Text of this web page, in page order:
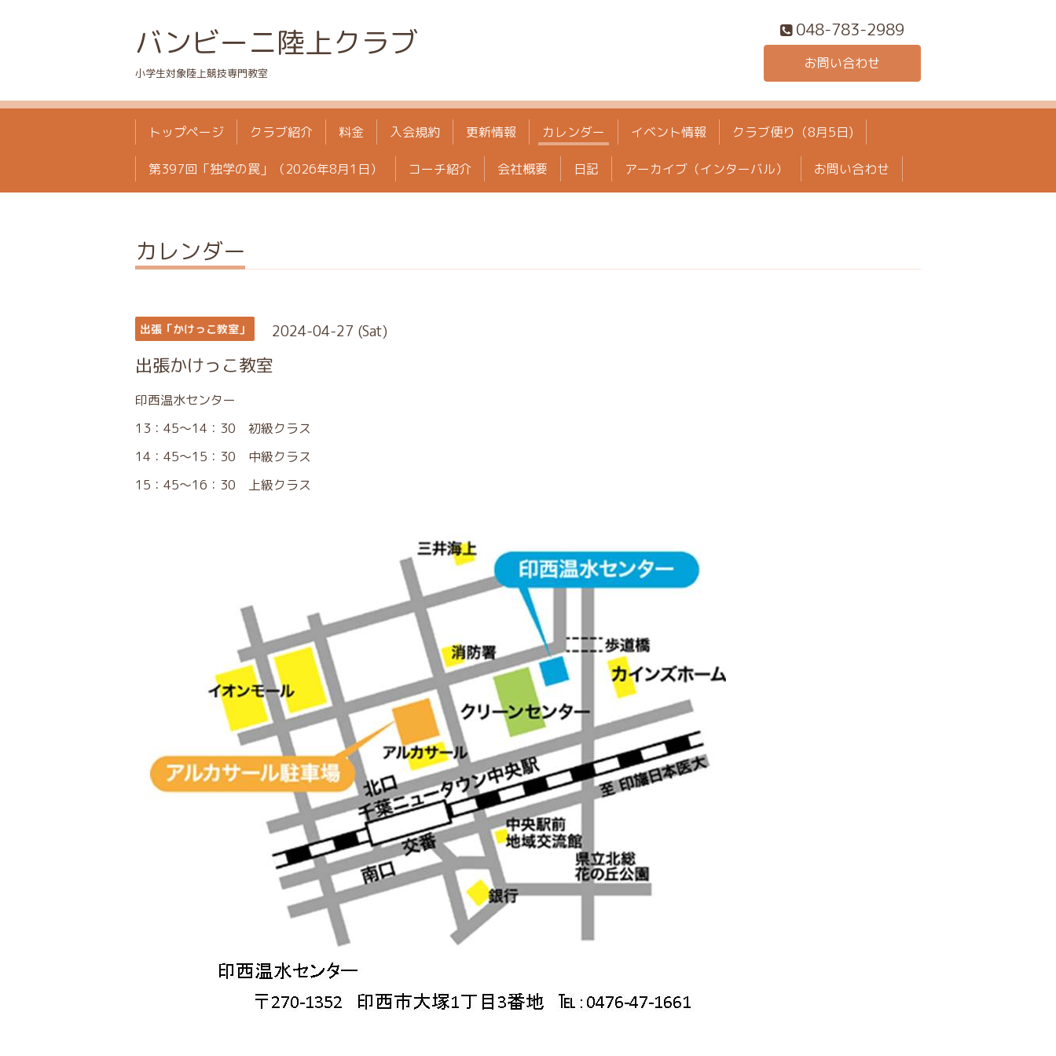
バンビーニ陸上クラブ
小学生対象陸上競技専門教室
048-783-2989
お問い合わせ
トップページ クラブ紹介 料金 入会規約 更新情報 カレンダー イベント情報 クラブ便り（8月5日)
第397回「独学の罠」（2026年8月1日） コーチ紹介 会社概要 日記 アーカイブ（インターバル） お問い合わせ
カレンダー
出張「かけっこ教室」 2024-04-27 (Sat)
出張かけっこ教室
印西温水センター
13：45～14：30 初級クラス
14：45～15：30 中級クラス
15：45～16：30 上級クラス